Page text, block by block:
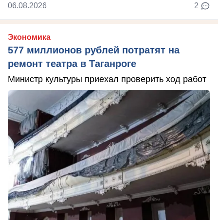
06.08.2026 2
Экономика
577 миллионов рублей потратят на
ремонт театра в Таганроге
Министр культуры приехал проверить ход работ